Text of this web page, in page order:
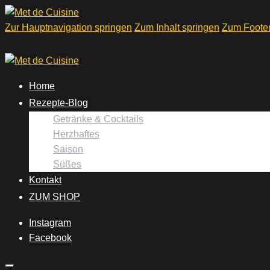
Zur Hauptnavigation springen Zum Inhalt springen Zum
Home
Rezepte-Blog
Getränke & Cocktails
Herzhaftes
Saison
Süßes
Kontakt
ZUM SHOP
Instagram
Facebook